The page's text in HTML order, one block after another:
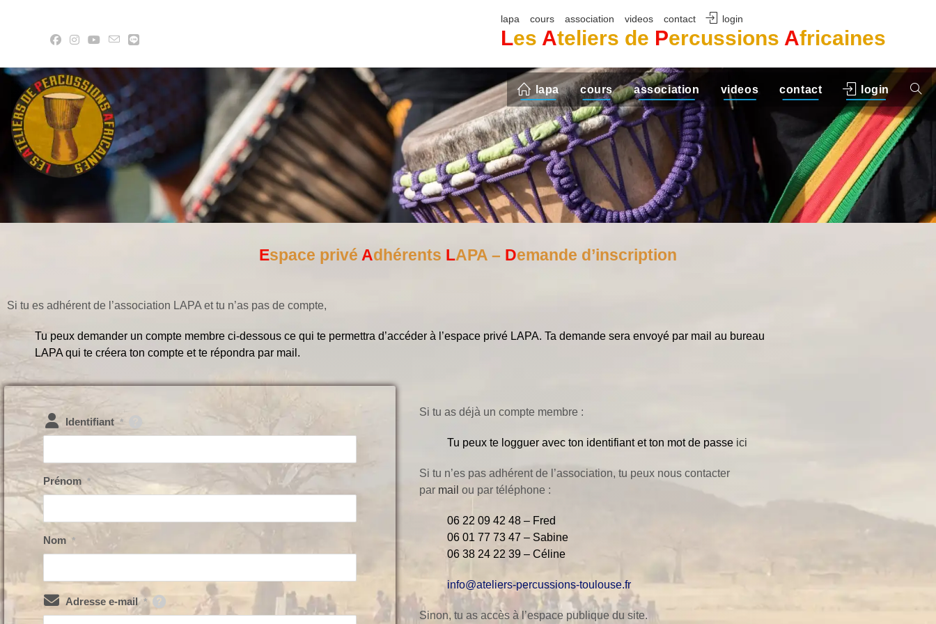
lapa cours association videos contact login
Les Ateliers de Percussions Africaines
lapa cours association videos contact login
Espace privé Adhérents LAPA – Demande d’inscription
Si tu es adhérent de l’association LAPA et tu n’as pas de compte,
Tu peux demander un compte membre ci-dessous ce qui te permettra d’accéder à l’espace privé LAPA. Ta demande sera envoyé par mail au bureau
LAPA qui te créera ton compte et te répondra par mail.
Identifiant *
Prénom *
Nom *
Adresse e-mail *
Si tu as déjà un compte membre :
Tu peux te logguer avec ton identifiant et ton mot de passe ici
Si tu n’es pas adhérent de l’association, tu peux nous contacter
par mail ou par téléphone :
06 22 09 42 48 – Fred
06 01 77 73 47 – Sabine
06 38 24 22 39 – Céline
info@ateliers-percussions-toulouse.fr
Sinon, tu as accès à l’espace publique du site.